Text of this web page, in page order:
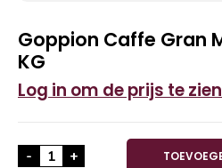
Goppion Caffe Gran
KG
Log in om de prijs te zien
- Goppion Caffe Gran
+